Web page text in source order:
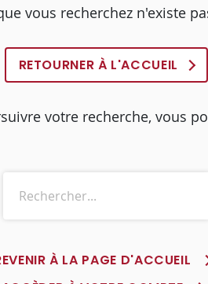
vous recherchez n'existe
RETOURNER À L'ACCUEIL
votre recherche, vous
À LA PAGE D'ACCUEIL